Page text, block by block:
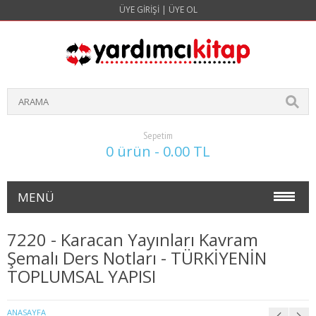
ÜYE GIRIŞI | ÜYE OL
Sepetim
0 ürün - 0.00 TL
MENÜ
İŞLETME
7220 - Karacan Yayınları Kavram
Şemalı Ders Notları - TÜRKİYENİN
TOPLUMSAL YAPISI
ANASAYFA